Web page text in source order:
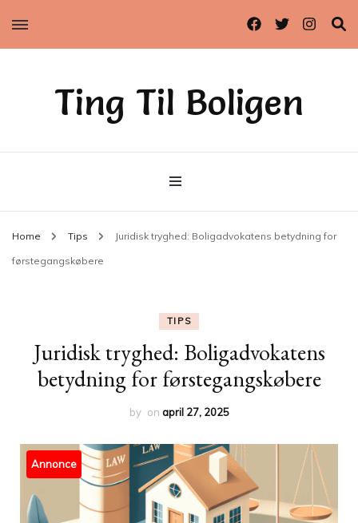
Ting Til Boligen
Home Tips Juridisk tryghed: Boligadvokatens betydning for
førstegangskøbere
TIPS
Juridisk tryghed: Boligadvokatens
betydning for førstegangskøbere
by on april 27, 2025
Annonce